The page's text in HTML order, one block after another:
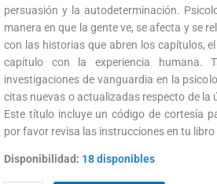
persuasión y la autodeterminación.
manera en que la gente ve, se afecta y se
con las historias que abren los capítulos,
capítulo con la experiencia humana.
investigaciones de vanguardia en la
citas nuevas o actualizadas respecto de la
Este título incluye un código de cortesía
por favor revisa las instrucciones en tu
Disponibilidad: 18 disponibles